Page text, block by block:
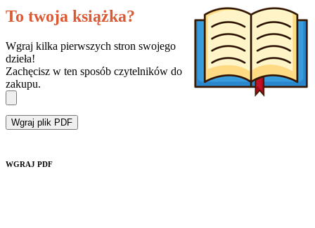
To twoja książka?
Wgraj kilka pierwszych stron swojego
dzieła!
Zachęcisz w ten sposób czytelników do
zakupu.
Wgraj plik PDF
WGRAJ PDF